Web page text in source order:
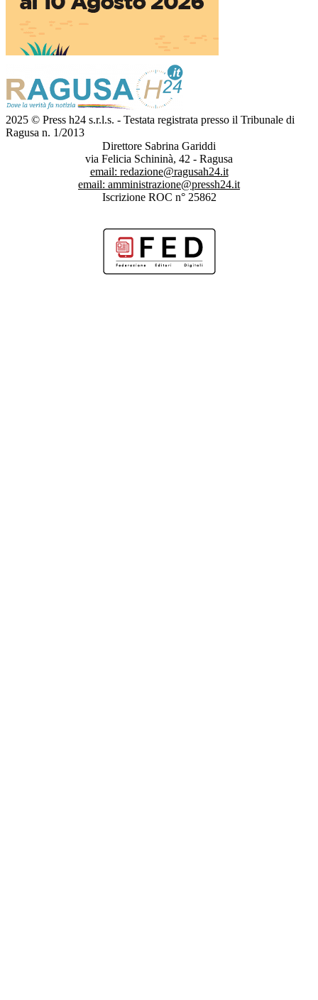
2025 © Press h24 s.r.l.s. - Testata registrata presso il Tribunale di
Ragusa n. 1/2013
Direttore Sabrina Gariddi
via Felicia Schininà, 42 - Ragusa
email: redazione@ragusah24.it
email: amministrazione@pressh24.it
Iscrizione ROC n° 25862